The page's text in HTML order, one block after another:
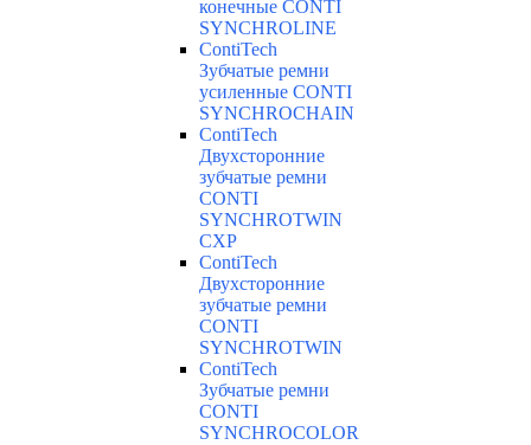
конечные CONTI
SYNCHROLINE
ContiTech
Зубчатые ремни
усиленные CONTI
SYNCHROCHAIN
ContiTech
Двухсторонние
зубчатые ремни
CONTI
SYNCHROTWIN
CXP
ContiTech
Двухсторонние
зубчатые ремни
CONTI
SYNCHROTWIN
ContiTech
Зубчатые ремни
CONTI
SYNCHROCOLOR